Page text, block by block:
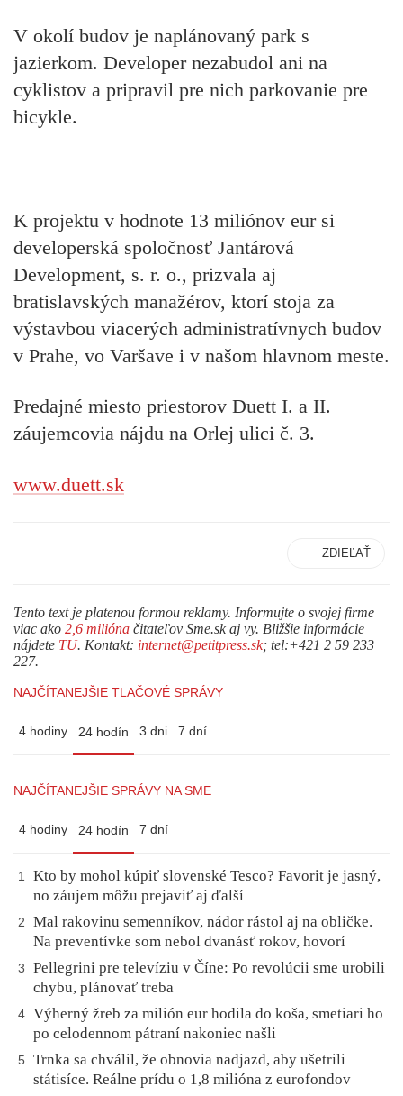
V okolí budov je naplánovaný park s
jazierkom. Developer nezabudol ani na
cyklistov a pripravil pre nich parkovanie pre
bicykle.
K projektu v hodnote 13 miliónov eur si
developerská spoločnosť Jantárová
Development, s. r. o., prizvala aj
bratislavských manažérov, ktorí stoja za
výstavbou viacerých administratívnych budov
v Prahe, vo Varšave i v našom hlavnom meste.
Predajné miesto priestorov Duett I. a II.
záujemcovia nájdu na Orlej ulici č. 3.
www.duett.sk
ZDIEĽAŤ
Tento text je platenou formou reklamy. Informujte o svojej firme
viac ako 2,6 milióna čitateľov Sme.sk aj vy. Bližšie informácie
nájdete TU. Kontakt: internet@petitpress.sk; tel:+421 2 59 233
227.
NAJČÍTANEJŠIE TLAČOVÉ SPRÁVY
4 hodiny 24 hodín 3 dni 7 dní
NAJČÍTANEJŠIE SPRÁVY NA SME
4 hodiny 24 hodín 7 dní
1
Kto by mohol kúpiť slovenské Tesco? Favorit je jasný,
no záujem môžu prejaviť aj ďalší
2
Mal rakovinu semenníkov, nádor rástol aj na obličke.
Na preventívke som nebol dvanásť rokov, hovorí
3
Pellegrini pre televíziu v Číne: Po revolúcii sme urobili
chybu, plánovať treba
4 Výherný žreb za milión eur hodila do koša, smetiari ho
po celodennom pátraní nakoniec našli
5
Trnka sa chválil, že obnovia nadjazd, aby ušetrili
státisíce. Reálne prídu o 1,8 milióna z eurofondov